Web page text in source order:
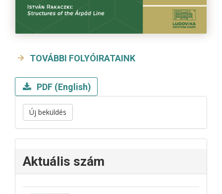
TOVÁBBI FOLYÓIRATAINK
PDF (English)
Új beküldés
Aktuális szám